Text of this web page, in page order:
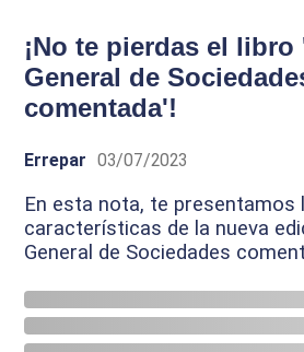
¡No te pierdas el libro
General de
comentada'!
Errepar 03/07/2023
En esta nota, te presentamos
características de la nueva
General de Sociedades